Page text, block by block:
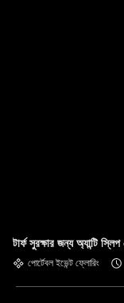
টার্ফ সুরক্ষার জন্য অ্যান্টি
পোর্টেবল ইভেন্ট ফ্লোরিং